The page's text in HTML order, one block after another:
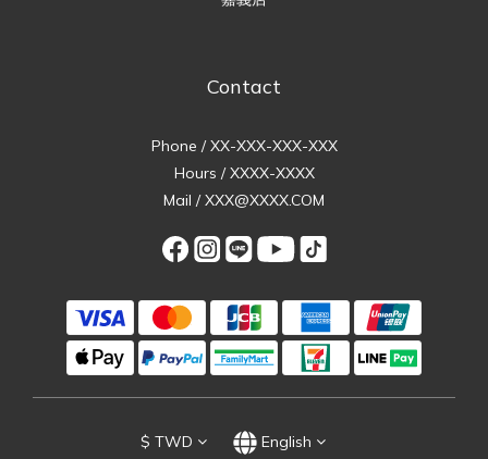
Contact
Phone / XX-XXX-XXX-XXX
Hours / XXXX-XXXX
Mail / XXX@XXXX.COM
$ TWD English